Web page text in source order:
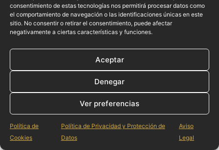
consentimiento de estas tecnologías nos permitirá procesar datos como
el comportamiento de navegación o las identificaciones únicas en este
sitio. No consentir o retirar el consentimiento, puede afectar
negativamente a ciertas características y funciones.
Aceptar
Denegar
Ver preferencias
Política de
Cookies
Política de Privacidad y Protección de
Datos
Aviso
Legal